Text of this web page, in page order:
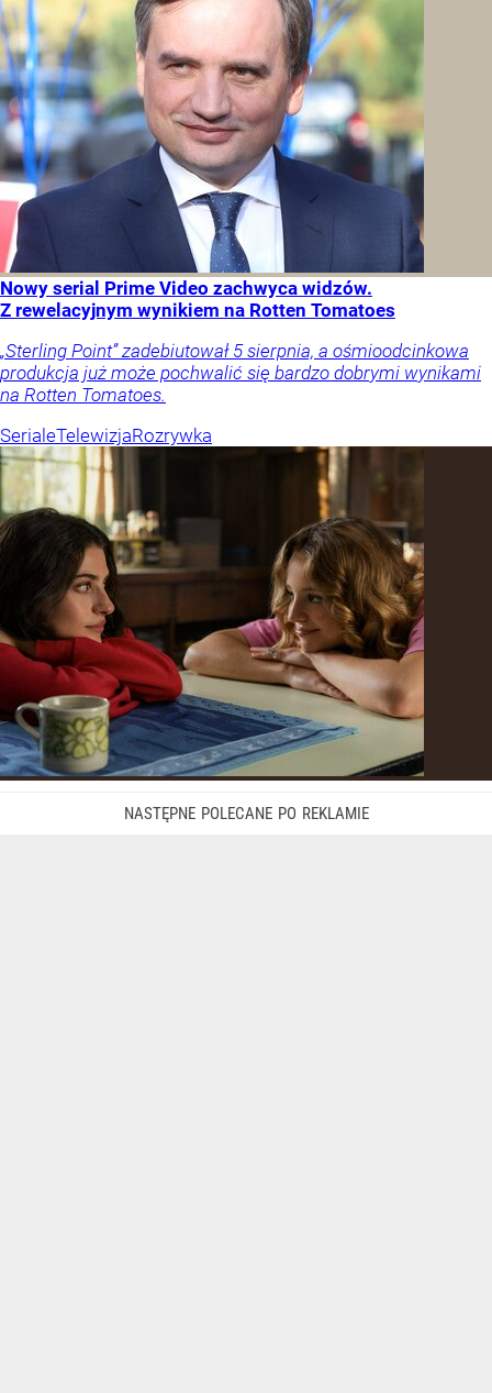
Nowy serial Prime Video zachwyca widzów.
Z rewelacyjnym wynikiem na Rotten Tomatoes
„Sterling Point” zadebiutował 5 sierpnia, a ośmioodcinkowa
produkcja już może pochwalić się bardzo dobrymi wynikami
na Rotten Tomatoes.
SerialeTelewizjaRozrywka